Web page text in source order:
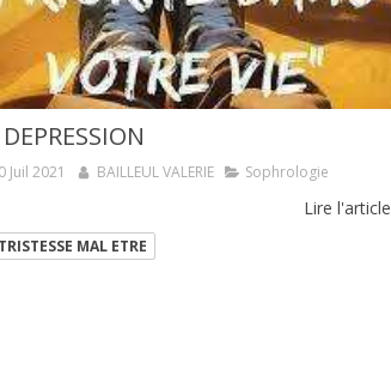
Juil 2021 BAILLEUL VALERIE Sophrologie
Lire l'article
TRISTESSE MAL ETRE